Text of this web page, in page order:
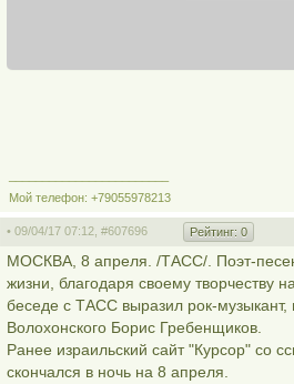
Мой телефон: +79055978213
• 09/04/17 07:12, #607696 Рейтинг: 0
МОСКВА, 8 апреля. /ТАСС/. Поэт-
жизни, благодаря своему творчеству
беседе с ТАСС выразил рок-
Волохонского Борис Гребенщиков.
Ранее израильский сайт "Курсор" со
скончался в ночь на 8 апреля.